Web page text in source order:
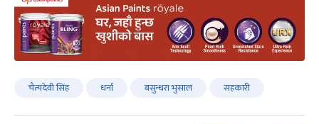
चैत्यदेवी सिंह धर्ना बसुन्धरा भुसाल सहकारी